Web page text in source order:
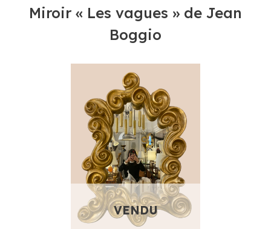
Miroir « Les vagues » de Jean
Boggio